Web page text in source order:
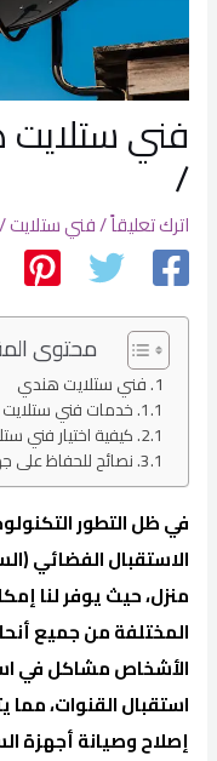
/
اترك تعليقاً/فني ستلايت
محتوى
فني ستلايت هندي
خدمات فني
كيفية اختيار فني
نصائح للحفاظ على
في ظل التطور
الاستقبال الفضائي
منزل، حيث يوفر لنا
المختلفة من جميع
الأشخاص مشاكل في
استقبال القنوات، مما
إصلاح وصيانة أجهزة